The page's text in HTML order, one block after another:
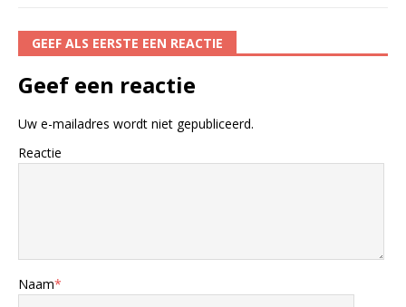
GEEF ALS EERSTE EEN REACTIE
Geef een reactie
Uw e-mailadres wordt niet gepubliceerd.
Reactie
Naam*